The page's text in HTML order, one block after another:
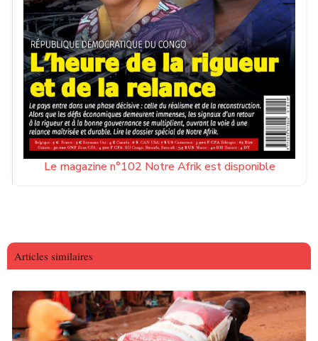
Le magazine n°102 Notre Afrik est disponible
Articles similaires